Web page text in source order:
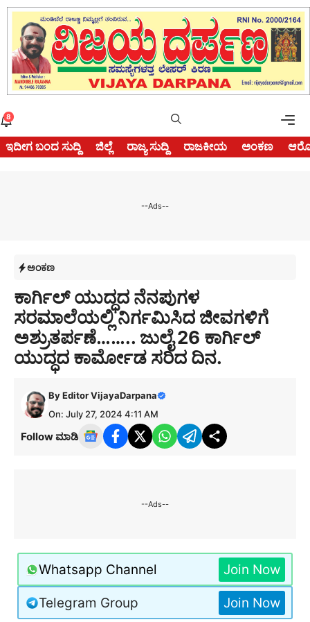
Skip
content
8
ಇದೀಗ ಬಂದ ಸುದ್ದಿ ಜಿಲ್ಲೆ ರಾಜ್ಯ ಸುದ್ದಿ ರಾಜಕೀಯ ಅಂಕಣ
--Ads--
ಅಂಕಣ
ಕಾರ್ಗಿಲ್ ಯುದ್ಧದ ನೆನಪುಗಳ
ಸರಮಾಲೆಯಲ್ಲಿ ನಿರ್ಗಮಿಸಿದ ಜೀವಗಳಿಗೆ
ಅಶ್ರುತರ್ಪಣೆ…….. ಜುಲೈ ‌26 ಕಾರ್ಗಿಲ್
ಯುದ್ಧದ ಕಾರ್ಮೋಡ ಸರಿದ ದಿನ.
ByEditor VijayaDarpana
On: July 27, 2024 4:11 AM
Follow ಮಾಡಿ
--Ads--
Whatsapp Channel Join Now
Telegram Group Join Now